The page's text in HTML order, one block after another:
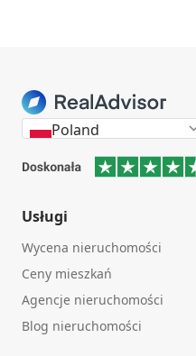
Poland
Usługi
Wycena nieruchomości
Ceny mieszkań
Agencje nieruchomości
Blog nieruchomości